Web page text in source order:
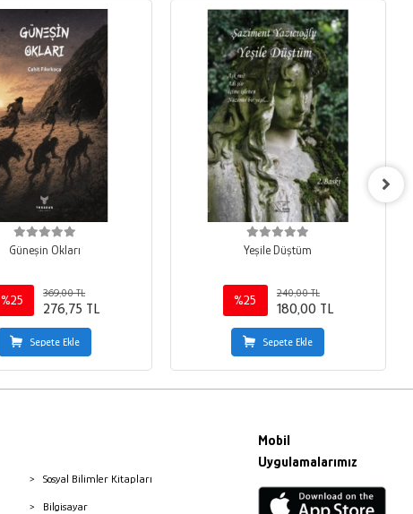
Güneşin Okları
%25
369,00 TL
276,75 TL
Sepete Ekle
Yeşile Düştüm
%25
240,00 TL
180,00 TL
Sepete Ekle
Sosyal Bilimler Kitapları
Bilgisayar
Mobil
Uygulamalarımız